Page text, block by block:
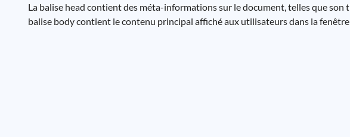
La balise head contient des méta-informations sur le document, telles que son
balise body contient le contenu principal affiché aux utilisateurs dans la